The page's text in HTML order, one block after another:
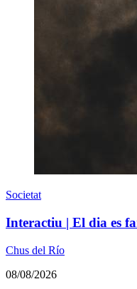
Societat
Interactiu | El dia es
Chus del Río
08/08/2026